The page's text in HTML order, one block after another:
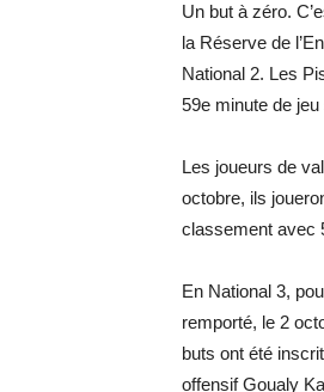
Un but à zéro.
la Réserve de
National 2. Les
59e minute de
Les joueurs de
octobre, ils
classement avec
En National 3,
remporté, le 2
buts ont été
offensif Goualy